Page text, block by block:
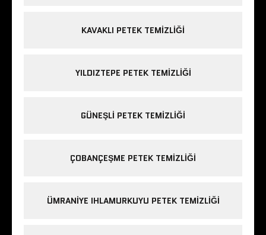
KAVAKLI PETEK TEMIZLIĞI
YILDIZTEPE PETEK TEMIZLIĞI
GÜNEŞLI PETEK TEMIZLIĞI
ÇOBANÇEŞME PETEK TEMIZLIĞI
ÜMRANIYE IHLAMURKUYU PETEK TEMIZLIĞI